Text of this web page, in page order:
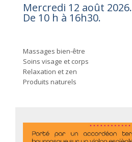
Mercredi 12 août 2026.
De 10 h à 16h30.
Massages bien-être
Soins visage et corps
Relaxation et zen
Produits naturels